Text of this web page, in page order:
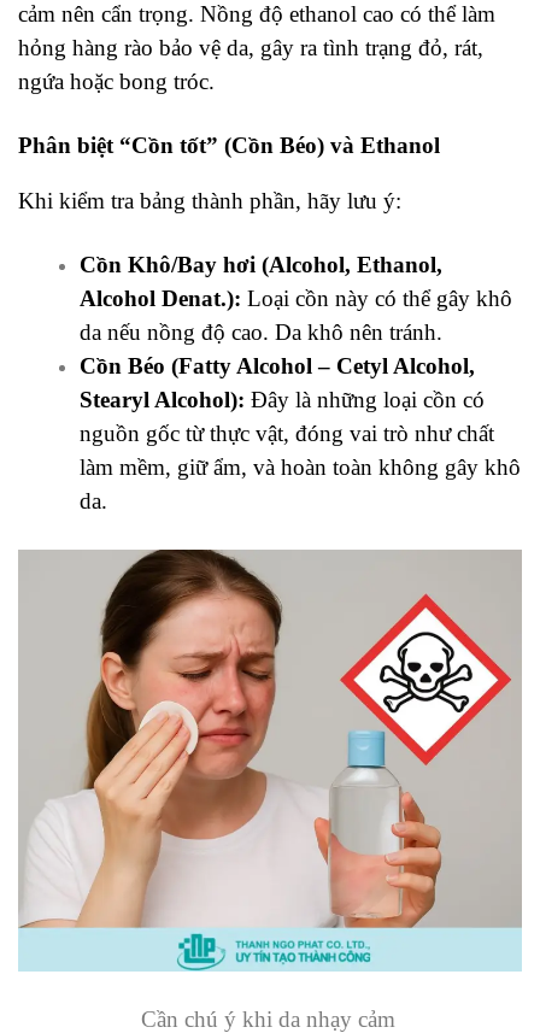
cảm nên cẩn trọng. Nồng độ ethanol cao có thể làm
hỏng hàng rào bảo vệ da, gây ra tình trạng đỏ, rát,
ngứa hoặc bong tróc.
Phân biệt “Cồn tốt” (Cồn Béo) và Ethanol
Khi kiểm tra bảng thành phần, hãy lưu ý:
Cồn Khô/Bay hơi (Alcohol, Ethanol,
Alcohol Denat.): Loại cồn này có thể gây khô
da nếu nồng độ cao. Da khô nên tránh.
Cồn Béo (Fatty Alcohol – Cetyl Alcohol,
Stearyl Alcohol): Đây là những loại cồn có
nguồn gốc từ thực vật, đóng vai trò như chất
làm mềm, giữ ẩm, và hoàn toàn không gây khô
da.
Cần chú ý khi da nhạy cảm